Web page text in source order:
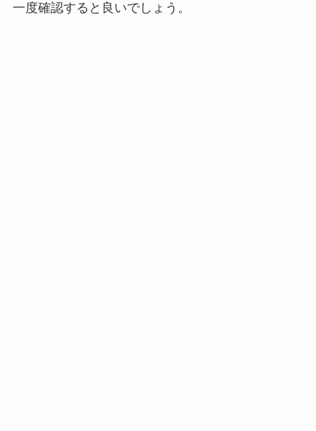
一度確認すると良いでしょう。